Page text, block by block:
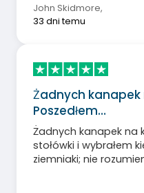
John Skidmore,
33 dni temu
Żadnych kanapek
Poszedłem…
Żadnych kanapek na
stołówki i wybrałem
ziemniaki; nie